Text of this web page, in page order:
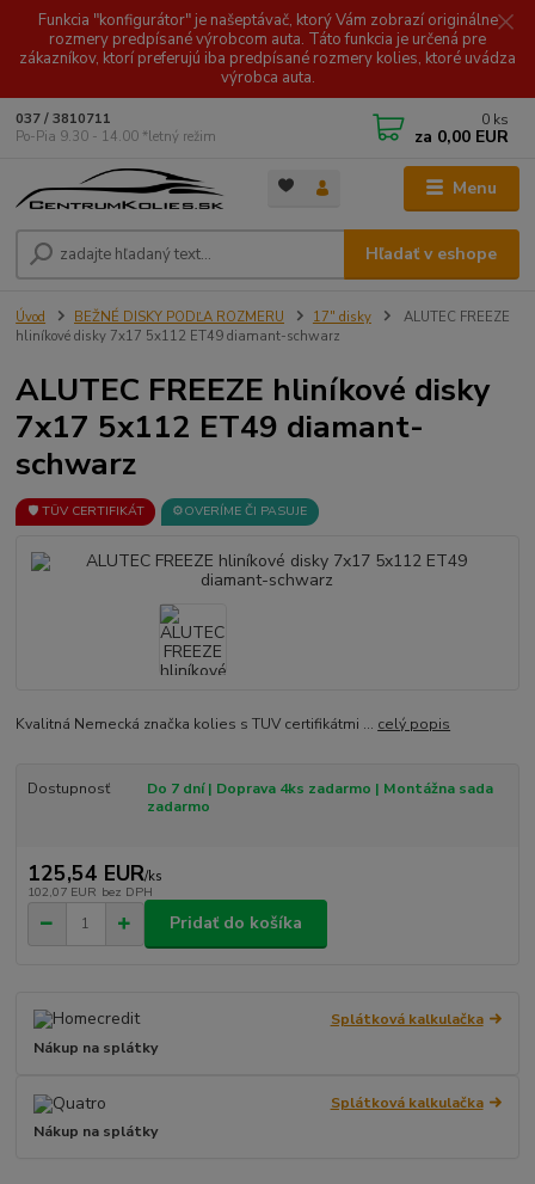
Funkcia "konfigurátor" je našeptávač, ktorý Vám zobrazí originálne
rozmery predpísané výrobcom auta. Táto funkcia je určená pre
zákazníkov, ktorí preferujú iba predpísané rozmery kolies, ktoré uvádza
výrobca auta.
Menu
Hľadať v eshope
037 / 3810711
Po-Pia 9.30 - 14.00 *letný režim
0 ks
za 0,00 EUR
Úvod BEŽNÉ DISKY PODĽA ROZMERU 17" disky
ALUTEC FREEZE
hliníkové disky 7x17 5x112 ET49 diamant-schwarz
ALUTEC FREEZE hliníkové disky
7x17 5x112 ET49 diamant-
schwarz
🛡️ TÜV CERTIFIKÁT ⚙️OVERÍME ČI PASUJE
Kvalitná Nemecká značka kolies s TUV certifikátmi ... celý popis
Dostupnosť
Do 7 dní | Doprava 4ks zadarmo | Montážna sada
zadarmo
125,54 EUR/ks
102,07 EUR bez DPH
Pridať do košíka
Splátková kalkulačka
Nákup na splátky
Splátková kalkulačka
Nákup na splátky